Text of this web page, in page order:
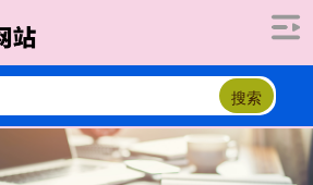
搜索